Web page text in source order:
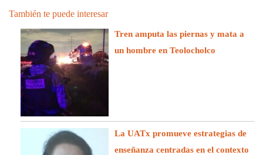
También te puede interesar
Tren amputa las piernas y mata a
un hombre en Teolocholco
La UATx promueve estrategias de
enseñanza centradas en el contexto